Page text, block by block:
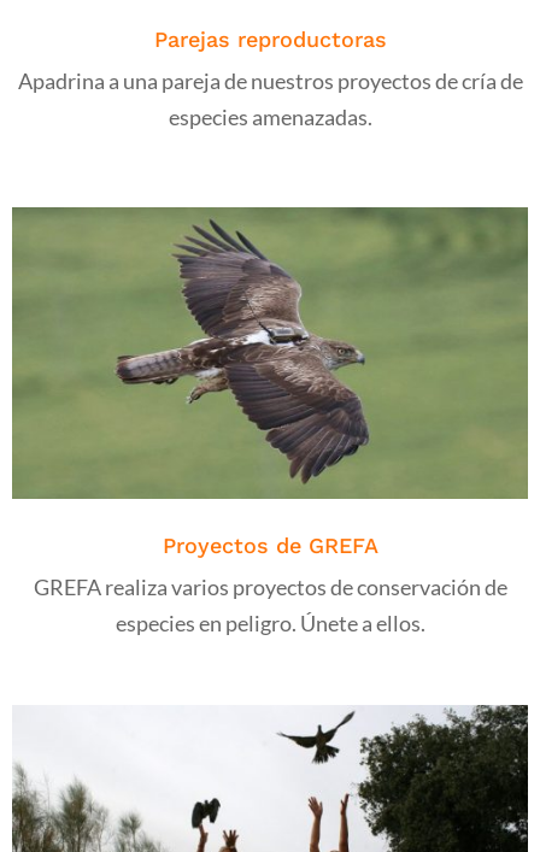
Parejas reproductoras
Apadrina a una pareja de nuestros proyectos de cría de
especies amenazadas.
Proyectos de GREFA
GREFA realiza varios proyectos de conservación de
especies en peligro. Únete a ellos.